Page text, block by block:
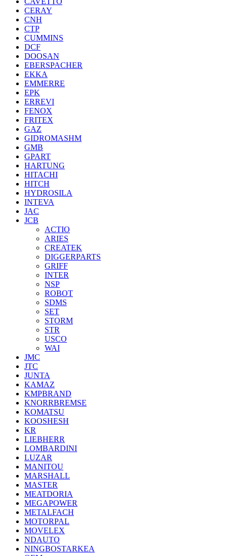
CERAY
CNH
CTP
CUMMINS
DCF
DOOSAN
EBERSPACHER
EKKA
EMMERRE
EPK
ERREVI
FENOX
FRITEX
GAZ
GIDROMASHM
GMB
GPART
HARTUNG
HITACHI
HITCH
HYDROSILA
INTEVA
JAC
JCB
ACTIO
ARIES
CREATEK
DIGGERPARTS
GRIFF
INTER
NSP
ROBOT
SDMS
SET
STORM
STR
USCO
WAI
JMC
JTC
JUNTA
KAMAZ
KMPBRAND
KNORRBREMSE
KOMATSU
KOOSHESH
KR
LIEBHERR
LOMBARDINI
LUZAR
MANITOU
MARSHALL
MASTER
MEATDORIA
MEGAPOWER
METALFACH
MOTORPAL
MOVELEX
NDAUTO
NINGBOSTARKEA